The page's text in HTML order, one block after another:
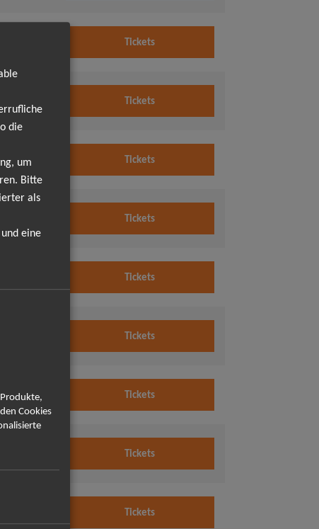
Tickets
Tickets
Tickets
Tickets
Tickets
Tickets
Tickets
Tickets
Tickets
die
um
Bitte
als
eine
Cookies